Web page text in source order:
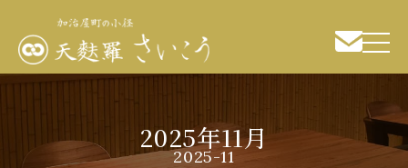
2025年11月
2025-11